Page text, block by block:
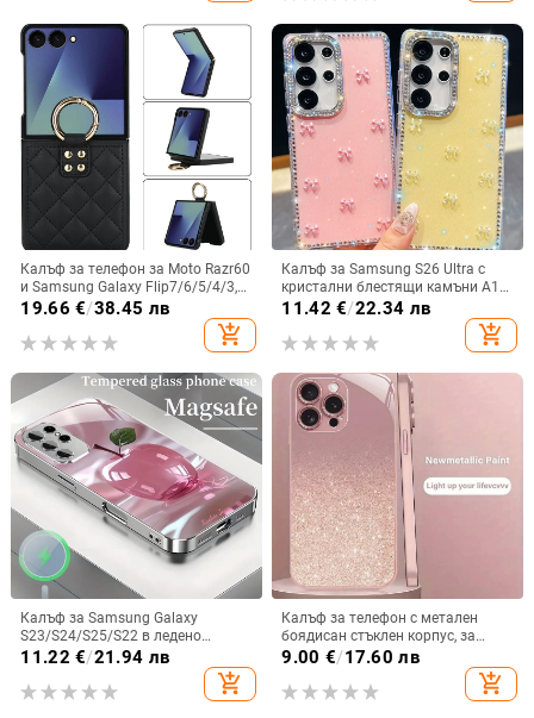
Калъф за телефон за Moto Razr60
и Samsung Galaxy Flip7/6/5/4/3,
сгъваем с пръстен, защита от
изпускане, минималистичен PU
кожен калъф, ръчна изработка
19.66 €/38.45 лв
add_shopping_cart
Калъф за Samsung S26 Ultra с
кристални блестящи камъни A17,
A57IMD Aurora Bow и S24FE,
11.42 €/22.34 лв
add_shopping_cart
Калъф за Samsung Galaxy
S23/S24/S25/S22 в ледено
кристално розово със стъклена
повърхност и метално боядисано
покритие
11.22 €/21.94 лв
add_shopping_cart
Калъф за телефон с метален
боядисан стъклен корпус, за
iPhone 11–14 Pro Max,
9.00 €/17.60 лв
add_shopping_cart